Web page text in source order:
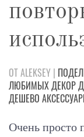
ОТ ALEKSEY |
ЛЮБИМЫХДЕКОР
ДЕШЕВО
Очень просто